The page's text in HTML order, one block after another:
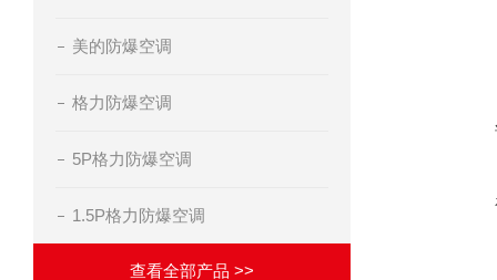
美的防爆空调
格力防爆空调
5P格力防爆空调
1.5P格力防爆空调
查看全部产品 >>